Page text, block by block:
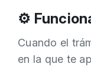
⚙️
Cuando el
en la que te